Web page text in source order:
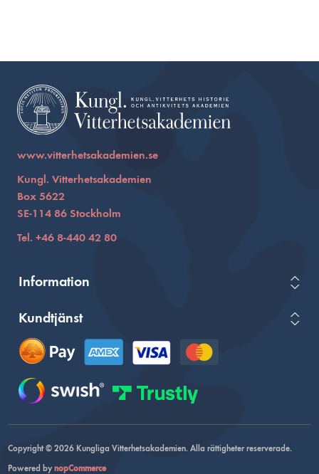
www.vitterhetsakademien.se
Kungl. Vitterhetsakademien
Box 5622
SE-114 86 Stockholm
Tel. +46 8-440 42 80
Information
Kundtjänst
Copyright © 2026 Kungliga Vitterhetsakademien. Alla rättigheter reserverade.
Powered bynopCommerce